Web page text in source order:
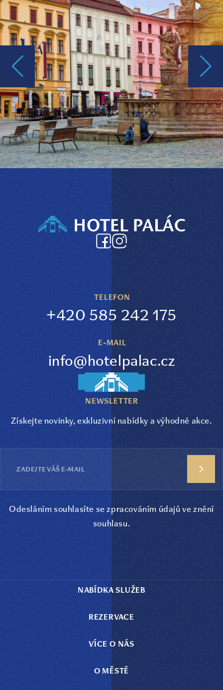
TELEFON
+420 585 242 175
E-MAIL
info@hotelpalac.cz
NEWSLETTER
Získejte novinky, exkluzivní nabídky a výhodné akce.
Odesláním souhlasíte se zpracováním údajů veznění
souhlasu.
NABÍDKA SLUŽEB
REZERVACE
VÍCE O NÁS
O MĚSTĚ